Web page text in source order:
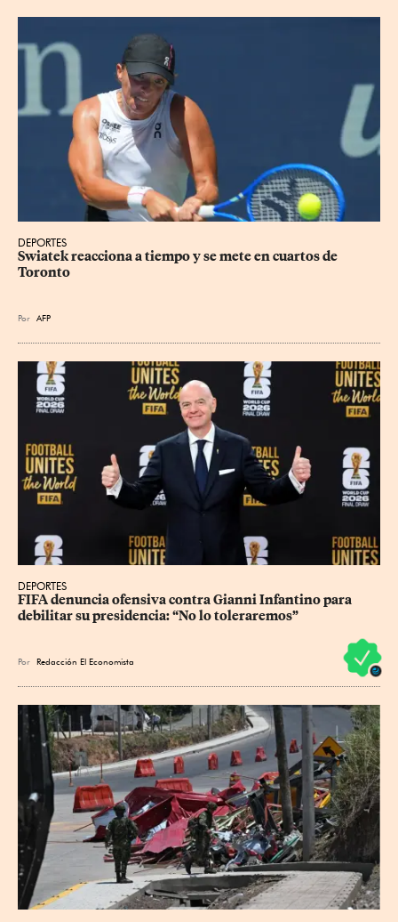
DEPORTES
Swiatek reacciona a tiempo y se mete en cuartos de
Toronto
Por AFP
DEPORTES
FIFA denuncia ofensiva contra Gianni Infantino para
debilitar su presidencia: “No lo toleraremos”
Por Redacción El Economista